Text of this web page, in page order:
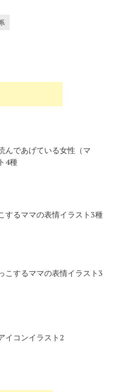
んであげている女性（マ
4種
するママの表情イラスト3種
こするママの表情イラスト3
イコンイラスト2